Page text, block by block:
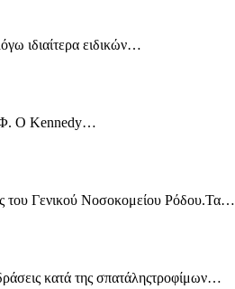
ιδιαίτερα ειδικών…
Φ. Ο Kennedy…
του Γενικού Νοσοκομείου Ρόδου.Τα…
κατά της σπατάληςτροφίμων…